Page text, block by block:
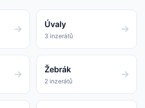
Úvaly
3 inzerátů
Žebrák
2 inzerátů